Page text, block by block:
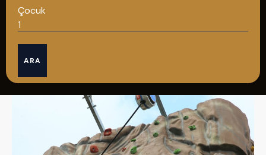
Çocuk
ARA
Türkçe
08502421818
REZERVASYON